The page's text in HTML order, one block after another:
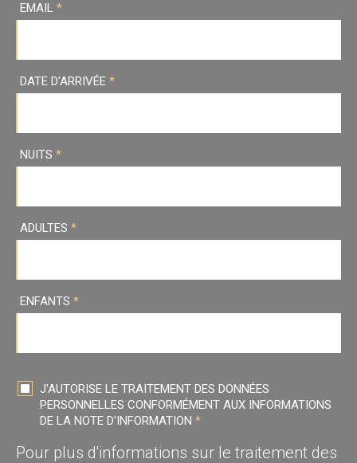
EMAIL *
DATE D'ARRIVÉE *
NUITS *
ADULTES *
ENFANTS *
J'AUTORISE LE TRAITEMENT DES DONNÉES
PERSONNELLES CONFORMÉMENT AUX INFORMATIONS
DE LA NOTE D'INFORMATION *
Pour plus d'informations sur le traitement des